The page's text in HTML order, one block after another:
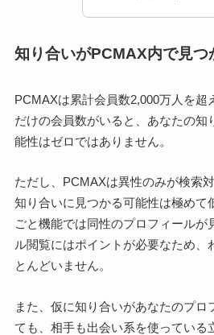
知り合いがPCMAX内で見つ
PCMAXは累計会員数2,000万人を超
だけの会員数がいると、あなたの知
能性はゼロではありません。
ただし、PCMAXは異性のみが検索
知り合いに見つかる可能性は極めて
ごと機能では同性のプロフィールが
ル閲覧にはポイントが必要なため、
とんどいません。
また、仮に知り合いがあなたのプロ
ても、相手も出会い系を使っている